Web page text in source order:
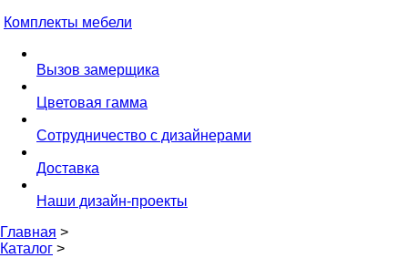
Комплекты мебели
Вызов замерщика
Цветовая гамма
Сотрудничество с дизайнерами
Доставка
Наши дизайн-проекты
Главная >
Каталог >